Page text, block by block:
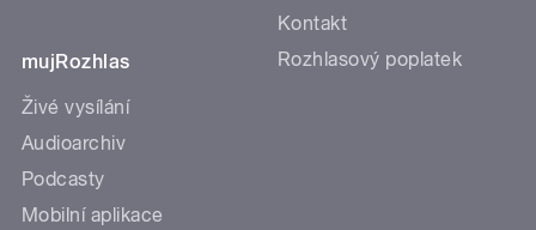
mujRozhlas
Živé vysílání
Audioarchiv
Podcasty
Mobilní aplikace
Kontakt
Rozhlasový poplatek